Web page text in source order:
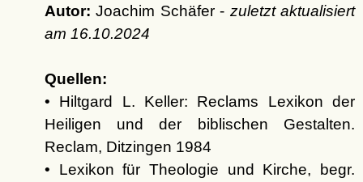
Autor: Joachim Schäfer - zuletzt aktualisiert
am 16.10.2024
Quellen:
• Hiltgard L. Keller: Reclams Lexikon der
Heiligen und der biblischen Gestalten.
Reclam, Ditzingen 1984
• Lexikon für Theologie und Kirche, begr.